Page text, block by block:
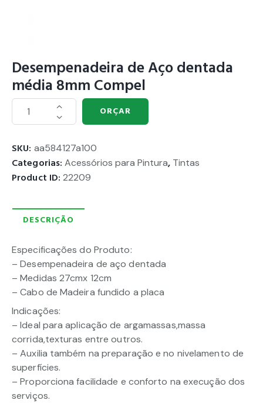
Desempenadeira de Aço dentada
média 8mm Compel
ORÇAR
SKU: aa584127a100
Categorias:Acessórios para Pintura, Tintas
Product ID:22209
DESCRIÇÃO
Especificações do Produto:
– Desempenadeira de aço dentada
– Medidas 27cmx 12cm
– Cabo de Madeira fundido a placa
Indicações:
– Ideal para aplicação de argamassas,massa
corrida,texturas entre outros.
– Auxilia também na preparação e no nivelamento de
superfícies.
– Proporciona facilidade e conforto na execução dos
serviços.